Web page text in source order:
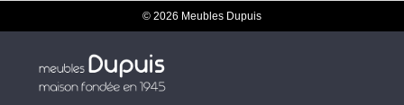
© 2026 Meubles Dupuis